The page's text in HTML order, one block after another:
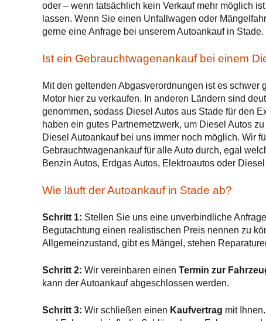
oder – wenn tatsächlich kein Verkauf mehr möglich
lassen. Wenn Sie einen Unfallwagen oder
gerne eine Anfrage bei unserem Autoankauf in Stade.
Ist ein Gebrauchtwagenankauf bei einem
Mit den geltenden Abgasverordnungen ist es schwer
Motor hier zu verkaufen. In anderen Ländern sind
genommen, sodass Diesel Autos aus Stade für den
haben ein gutes Partnernetzwerk, um Diesel Autos
Diesel Autoankauf bei uns immer noch möglich. Wir
Gebrauchtwagenankauf für alle Auto durch, egal
Benzin Autos, Erdgas Autos, Elektroautos oder Diesel
Wie läuft der Autoankauf in Stade ab?
Schritt 1: Stellen Sie uns eine unverbindliche
Begutachtung einen realistischen Preis nennen zu
Allgemeinzustand, gibt es Mängel, stehen
Schritt 2: Wir vereinbaren einen Termin zur
kann der Autoankauf abgeschlossen werden.
Schritt 3: Wir schließen einen Kaufvertrag mit